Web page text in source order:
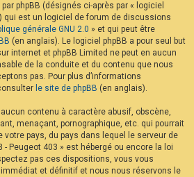
phpBB (désignés ci-après par « logiciel
qui est un logiciel de forum de discussions
générale GNU 2.0 » et qui peut être
(en anglais). Le logiciel phpBB a pour seul but
internet et phpBB Limited ne peut en aucun
de la conduite et du contenu que nous
pas. Pour plus d’informations
le site de phpBB (en anglais).
contenu à caractère abusif, obscène,
menaçant, pornographique, etc. qui pourrait
pays, du pays dans lequel le serveur de
- Peugeot 403 » est hébergé ou encore la loi
pas ces dispositions, vous vous
et définitif et nous nous réservons le